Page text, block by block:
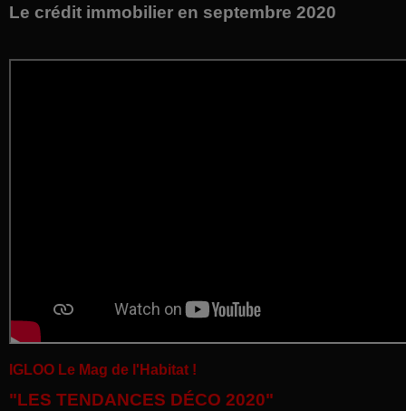
Le crédit immobilier en septembre 2020
IGLOO Le Mag de l'Habitat !
"LES TENDANCES DÉCO 2020"